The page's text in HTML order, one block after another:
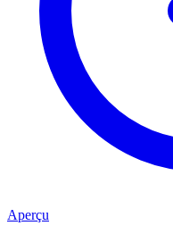
Aperçu